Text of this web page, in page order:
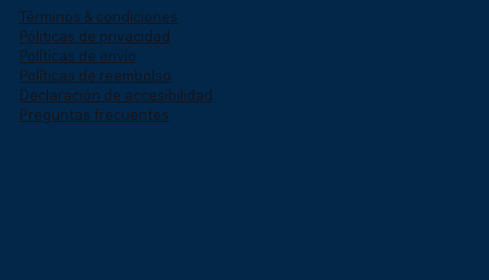
Términos & condiciones
Póliticas de privacidad
Políticas de envío
Políticas de reembolso
Declaración de accesibilidad
Preguntas frecuentes